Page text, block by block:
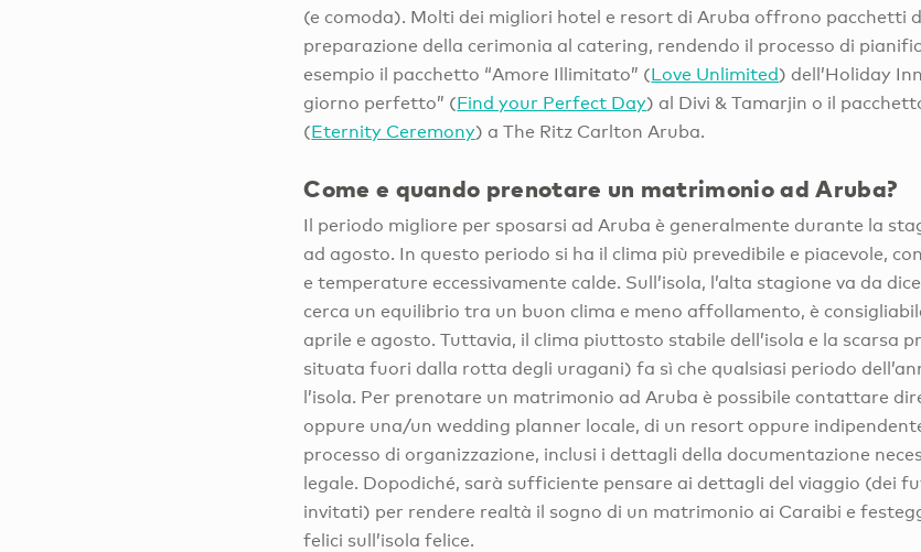
(e comoda). Molti dei migliori hotel e resort di Aruba offrono pacchetti
preparazione della cerimonia al catering, rendendo il processo di
esempio il pacchetto “Amore Illimitato” (Love Unlimited) dell’Holiday
giorno perfetto” (Find your Perfect Day) al Divi & Tamarjin o il
(Eternity Ceremony) a The Ritz Carlton Aruba.
Come e quando prenotare un matrimonio ad Aruba?
Il periodo migliore per sposarsi ad Aruba è generalmente durante la
ad agosto. In questo periodo si ha il clima più prevedibile e piacevole,
e temperature eccessivamente calde. Sull’isola, l’alta stagione va da
cerca un equilibrio tra un buon clima e meno affollamento, è
aprile e agosto. Tuttavia, il clima piuttosto stabile dell’isola e la scarsa
situata fuori dalla rotta degli uragani) fa sì che qualsiasi periodo
l’isola. Per prenotare un matrimonio ad Aruba è possibile contattare
oppure una/un wedding planner locale, di un resort oppure
processo di organizzazione, inclusi i dettagli della documentazione
legale. Dopodiché, sarà sufficiente pensare ai dettagli del viaggio (dei
invitati) per rendere realtà il sogno di un matrimonio ai Caraibi e
felici sull’isola felice.